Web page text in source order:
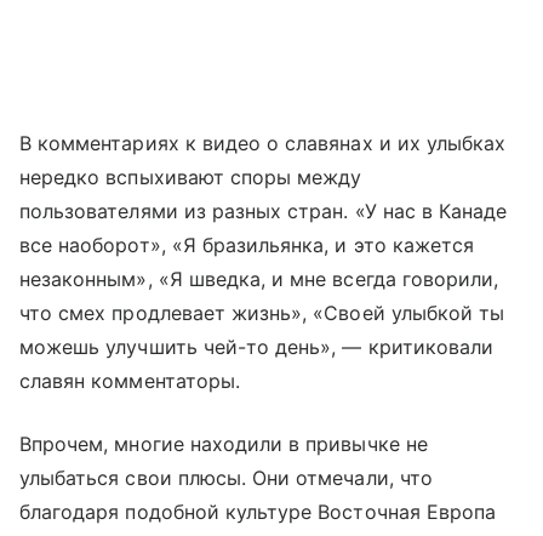
В комментариях к видео о славянах и их улыбках
нередко вспыхивают споры между
пользователями из разных стран. «У нас в Канаде
все наоборот», «Я бразильянка, и это кажется
незаконным», «Я шведка, и мне всегда говорили,
что смех продлевает жизнь», «Своей улыбкой ты
можешь улучшить чей-то день», — критиковали
славян комментаторы.
Впрочем, многие находили в привычке не
улыбаться свои плюсы. Они отмечали, что
благодаря подобной культуре Восточная Европа